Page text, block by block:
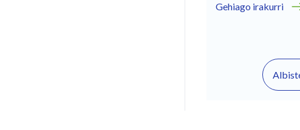
Gehiago irakurri